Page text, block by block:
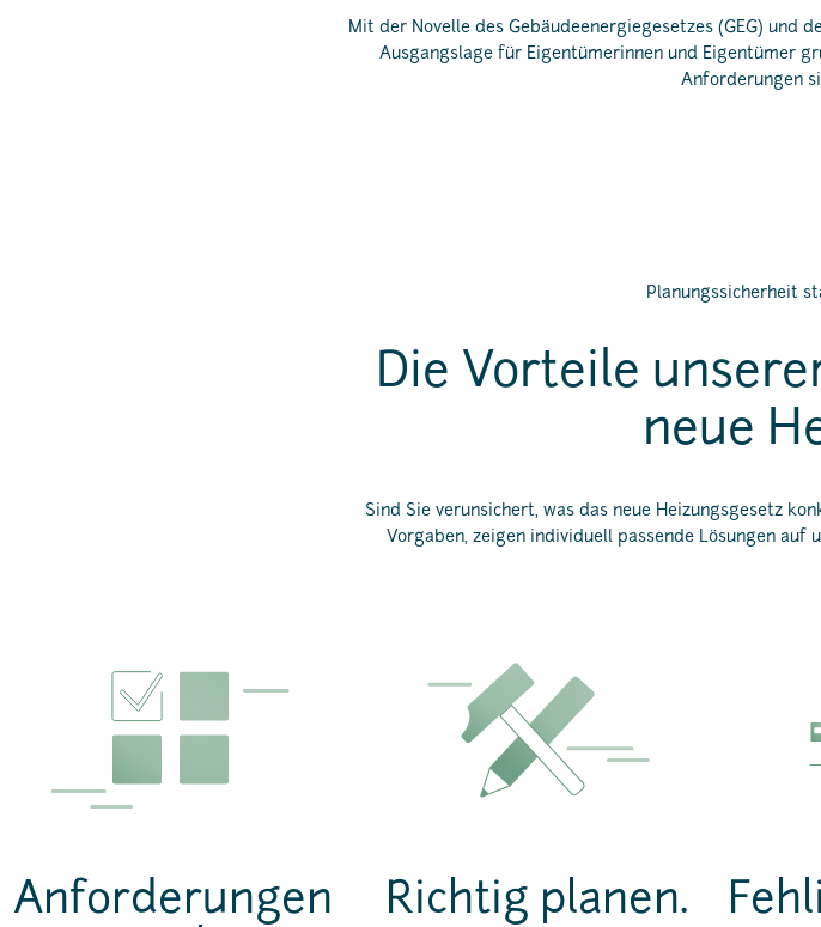
Mit der Novelle des Gebäudeenergiegesetzes (GEG) und
Ausgangslage für Eigentümerinnen und Eigentümer
Anforderungen
Planungssicherheit
Die Vorteile
neue
Sind Sie verunsichert, was das neue Heizungsgesetz
Vorgaben, zeigen individuell passende Lösungen
Anforderungen
Richtig planen.